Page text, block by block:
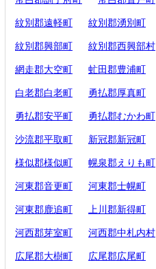
紋別郡遠軽町 紋別郡湧別町
紋別郡興部町 紋別郡西興部村
網走郡大空町 虻田郡豊浦町
白老郡白老町 勇払郡厚真町
勇払郡安平町 勇払郡むかわ町
沙流郡平取町 新冠郡新冠町
様似郡様似町 幌泉郡えりも町
河東郡音更町 河東郡士幌町
河東郡鹿追町 上川郡新得町
河西郡芽室町 河西郡中札内村
広尾郡大樹町 広尾郡広尾町